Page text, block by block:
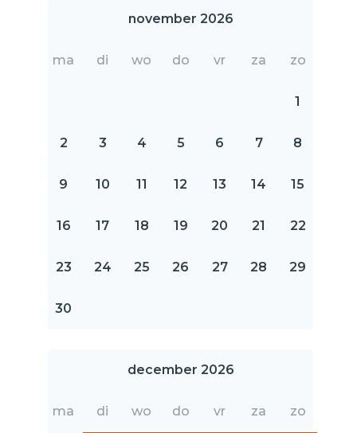
november 2026
ma di wo do vr za zo
1
2 3 4 5 6 7 8
9 10 11 12 13 14 15
16 17 18 19 20 21 22
23 24 25 26 27 28 29
30
december 2026
ma di wo do vr za zo